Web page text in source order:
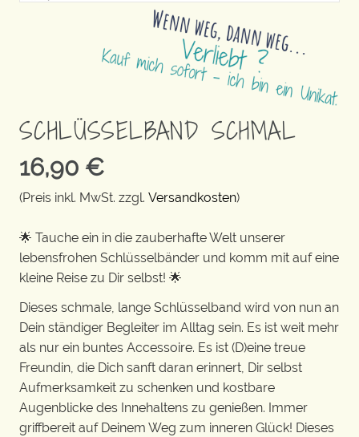
SCHLÜSSELBAND SCHMAL
16,90 €
(Preis inkl. MwSt. zzgl. Versandkosten)
🌟 Tauche ein in die zauberhafte Welt unserer
lebensfrohen Schlüsselbänder und komm mit auf eine
kleine Reise zu Dir selbst! 🌟
Dieses schmale, lange Schlüsselband wird von nun an
Dein ständiger Begleiter im Alltag sein. Es ist weit mehr
als nur ein buntes Accessoire. Es ist (D)eine treue
Freundin, die Dich sanft daran erinnert, Dir selbst
Aufmerksamkeit zu schenken und kostbare
Augenblicke des Innehaltens zu genießen. Immer
griffbereit auf Deinem Weg zum inneren Glück! Dieses